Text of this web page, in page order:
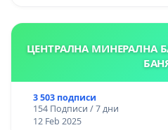
ЦЕНТРАЛНА МИНЕРАЛНА
3 503 подписи
154 Подписи / 7 дни
12 Feb 2025